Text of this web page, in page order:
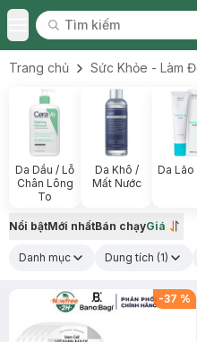
Toggle Menu
Tìm kiếm
Tìm kiếm
Trang chủ Sức Khỏe - Làm
Da Dầu / Lỗ
Chân Lông
To
Da Khô /
Mất Nước
Da Lão
Nổi bậtMới nhấtBán chạyGiá
Danh mục Dung tích (1)
-37 %